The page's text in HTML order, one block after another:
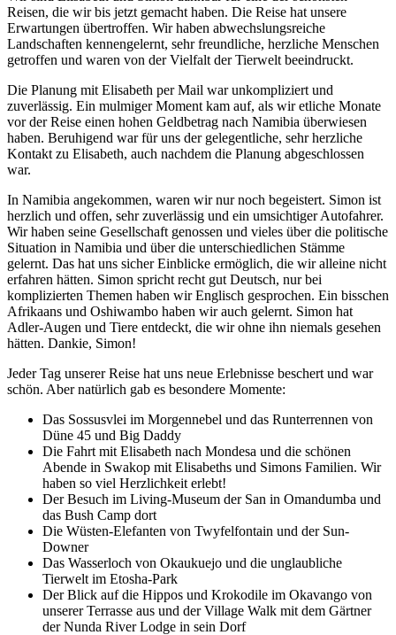
Reisen, die wir bis jetzt gemacht haben. Die Reise hat unsere
Erwartungen übertroffen. Wir haben abwechslungsreiche
Landschaften kennengelernt, sehr freundliche, herzliche Menschen
getroffen und waren von der Vielfalt der Tierwelt beeindruckt.
Die Planung mit Elisabeth per Mail war unkompliziert und
zuverlässig. Ein mulmiger Moment kam auf, als wir etliche Monate
vor der Reise einen hohen Geldbetrag nach Namibia überwiesen
haben. Beruhigend war für uns der gelegentliche, sehr herzliche
Kontakt zu Elisabeth, auch nachdem die Planung abgeschlossen
war.
In Namibia angekommen, waren wir nur noch begeistert. Simon ist
herzlich und offen, sehr zuverlässig und ein umsichtiger Autofahrer.
Wir haben seine Gesellschaft genossen und vieles über die politische
Situation in Namibia und über die unterschiedlichen Stämme
gelernt. Das hat uns sicher Einblicke ermöglich, die wir alleine nicht
erfahren hätten. Simon spricht recht gut Deutsch, nur bei
komplizierten Themen haben wir Englisch gesprochen. Ein bisschen
Afrikaans und Oshiwambo haben wir auch gelernt. Simon hat
Adler-Augen und Tiere entdeckt, die wir ohne ihn niemals gesehen
hätten. Dankie, Simon!
Jeder Tag unserer Reise hat uns neue Erlebnisse beschert und war
schön. Aber natürlich gab es besondere Momente:
Das Sossusvlei im Morgennebel und das Runterrennen von
Düne 45 und Big Daddy
Die Fahrt mit Elisabeth nach Mondesa und die schönen
Abende in Swakop mit Elisabeths und Simons Familien. Wir
haben so viel Herzlichkeit erlebt!
Der Besuch im Living-Museum der San in Omandumba und
das Bush Camp dort
Die Wüsten-Elefanten von Twyfelfontain und der Sun-
Downer
Das Wasserloch von Okaukuejo und die unglaubliche
Tierwelt im Etosha-Park
Der Blick auf die Hippos und Krokodile im Okavango von
unserer Terrasse aus und der Village Walk mit dem Gärtner
der Nunda River Lodge in sein Dorf